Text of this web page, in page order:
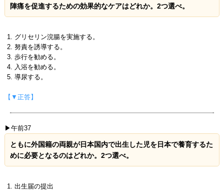
陣痛を促進するための効果的なケアはどれか。2つ選べ。
グリセリン浣腸を実施する。
努責を誘導する。
歩行を勧める。
入浴を勧める。
導尿する。
【▼正答】
▶午前37
ともに外国籍の両親が日本国内で出生した児を日本で養育するた
めに必要となるのはどれか。2つ選べ。
出生届の提出